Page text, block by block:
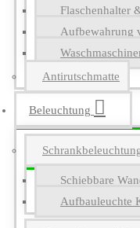
Flaschenhalter
Aufbewahrung
Antirutschmatte
Beleuchtung
Schiebbare
Aufbauleuchte